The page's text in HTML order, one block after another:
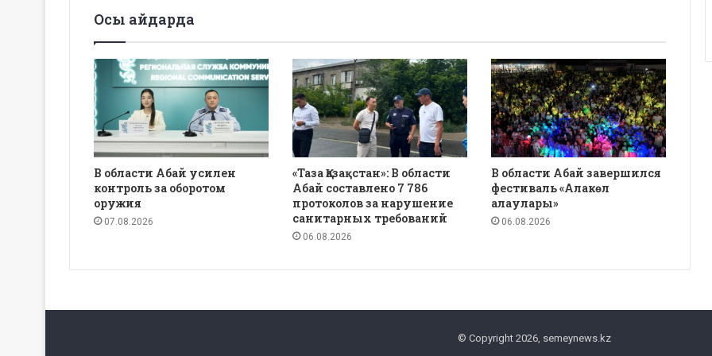
Осы айдарда
В области Абай усилен
контроль за оборотом
оружия
07.08.2026
«Таза Қазақстан»: В области
Абай составлено 7 786
протоколов за нарушение
санитарных требований
06.08.2026
В области Абай завершился
фестиваль «Алакөл
алаулары»
06.08.2026
© Copyright 2026, semeynews.kz